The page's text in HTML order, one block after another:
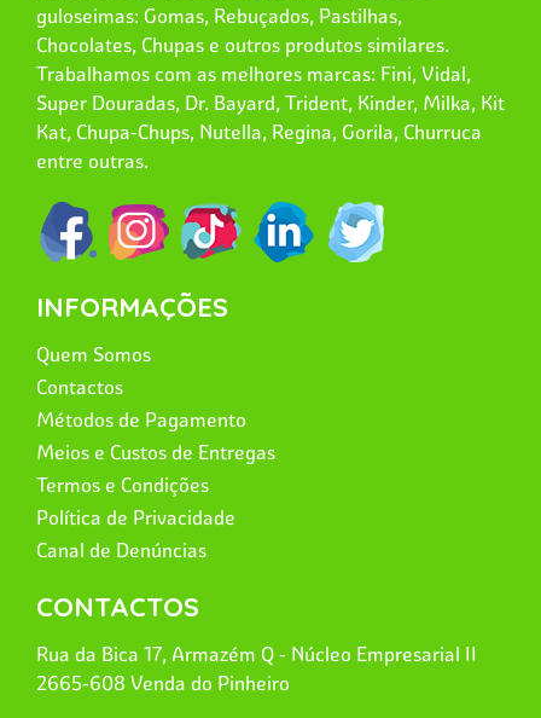
guloseimas: Gomas, Rebuçados, Pastilhas,
Chocolates, Chupas e outros produtos similares.
Trabalhamos com as melhores marcas: Fini, Vidal,
Super Douradas, Dr. Bayard, Trident, Kinder, Milka, Kit
Kat, Chupa-Chups, Nutella, Regina, Gorila, Churruca
entre outras.
INFORMAÇÕES
Quem Somos
Contactos
Métodos de Pagamento
Meios e Custos de Entregas
Termos e Condições
Política de Privacidade
Canal de Denúncias
CONTACTOS
Rua da Bica 17, Armazém Q - Núcleo Empresarial II
2665-608 Venda do Pinheiro